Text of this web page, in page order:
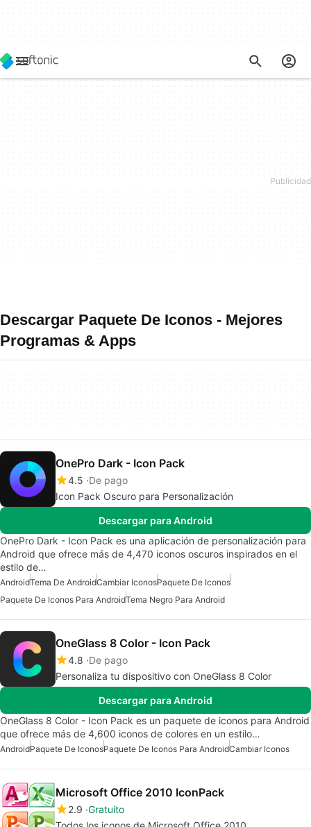
Descargar Paquete De Iconos - Mejores
Programas & Apps
OnePro Dark - Icon Pack
4.5 De pago
Icon Pack Oscuro para Personalización
Descargar para Android
OnePro Dark - Icon Pack es una aplicación de personalización para
Android que ofrece más de 4,470 iconos oscuros inspirados en el
estilo de…
AndroidTema De AndroidCambiar IconosPaquete De Iconos
Paquete De Iconos Para AndroidTema Negro Para Android
OneGlass 8 Color - Icon Pack
4.8 De pago
Personaliza tu dispositivo con OneGlass 8 Color
Descargar para Android
OneGlass 8 Color - Icon Pack es un paquete de iconos para Android
que ofrece más de 4,600 iconos de colores en un estilo…
AndroidPaquete De IconosPaquete De Iconos Para AndroidCambiar Iconos
Microsoft Office 2010 IconPack
2.9 Gratuito